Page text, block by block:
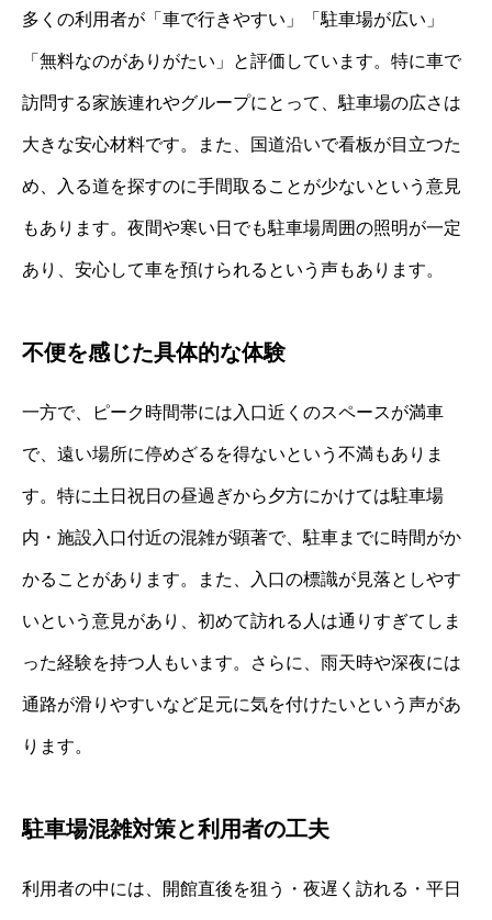
多くの利用者が「車で行きやすい」「駐車場が広い」
「無料なのがありがたい」と評価しています。特に車で
訪問する家族連れやグループにとって、駐車場の広さは
大きな安心材料です。また、国道沿いで看板が目立つた
め、入る道を探すのに手間取ることが少ないという意見
もあります。夜間や寒い日でも駐車場周囲の照明が一定
あり、安心して車を預けられるという声もあります。
不便を感じた具体的な体験
一方で、ピーク時間帯には入口近くのスペースが満車
で、遠い場所に停めざるを得ないという不満もありま
す。特に土日祝日の昼過ぎから夕方にかけては駐車場
内・施設入口付近の混雑が顕著で、駐車までに時間がか
かることがあります。また、入口の標識が見落としやす
いという意見があり、初めて訪れる人は通りすぎてしま
った経験を持つ人もいます。さらに、雨天時や深夜には
通路が滑りやすいなど足元に気を付けたいという声があ
ります。
駐車場混雑対策と利用者の工夫
利用者の中には、開館直後を狙う・夜遅く訪れる・平日